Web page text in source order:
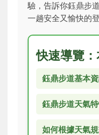
驗，告訴你鈺鼎步
一趟安全又愉快的登
快速導覽
鈺鼎步道基本
鈺鼎步道天氣
如何根據天氣